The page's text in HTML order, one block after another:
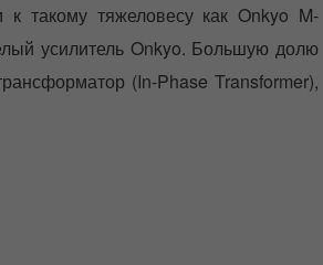
такому тяжеловесу как Onkyo M-
усилитель Onkyo. Большую долю
(In-Phase Transformer),